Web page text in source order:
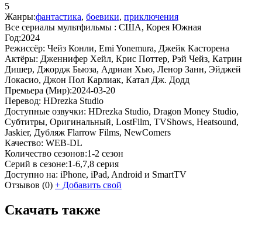
5
Жанры:фантастика, боевики, приключения
Все сериалы мультфильмы : США, Корея Южная
Год:2024
Режиссёр: Чейз Конли, Emi Yonemura, Джейк Касторена
Актёры: Дженнифер Хейл, Крис Поттер, Рэй Чейз, Катрин
Дишер, Джордж Бьюза, Адриан Хью, Ленор Занн, Эйджей
Локасио, Джон Пол Карлиак, Катал Дж. Додд
Премьера (Мир):2024-03-20
Перевод: HDrezka Studio
Доступные озвучки: HDrezka Studio, Dragon Money Studio,
Субтитры, Оригинальный, LostFilm, TVShows, Heatsound,
Jaskier, Дубляж Flarrow Films, NewComers
Качество: WEB-DL
Количество сезонов:1-2 сезон
Серий в сезоне:1-6,7,8 серия
Доступно на: iPhone, iPad, Android и SmartTV
Отзывов (0) + Добавить свой
Скачать также